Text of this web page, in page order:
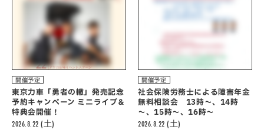
開催予定
東京力車「勇者の轍」発売記念
予約キャンペーン ミニライブ＆
特典会開催！
2026.8.22 (土)
開催予定
社会保険労務士による障害年金
無料相談会 13時～、14時
～、15時～、16時～
2026.8.22 (土)